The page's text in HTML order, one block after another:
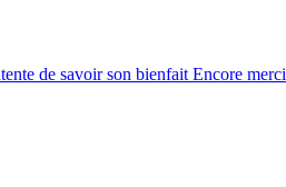
de savoir son bienfait Encore merci